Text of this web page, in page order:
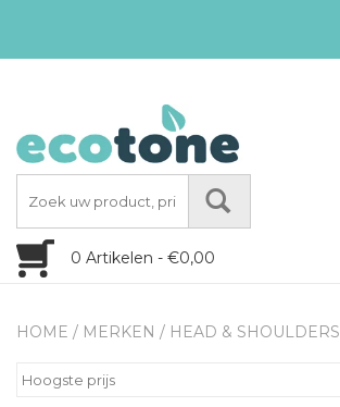
0 Artikelen - €0,00
HOME / MERKEN / HEAD & SHOULDERS